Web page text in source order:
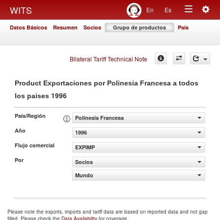
WITS En Es
Toggle
Datos Básicos Resumen Socios Grupo de productos País
Bilateral Tariff Technical Note
Product Exportaciones por Polinesia Francesa a todos
los paises 1996
País/Región
Polinesia Francesa
Año
1996
Flujo comercial
EXPIMP
Por
Socios
Mundo
Please note the exports, imports and tariff data are based on reported data and not gap
filled. Please check the Data Availability for coverage.